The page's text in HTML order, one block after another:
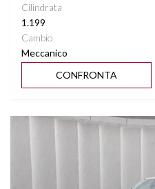
Cilindrata
1.199
Cambio
Meccanico
CONFRONTA
Vedi dettagli